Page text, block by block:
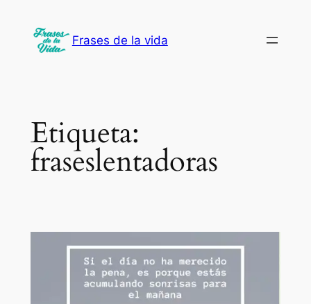
contenido
Frases de la vida
Etiqueta:
fraseslentadoras